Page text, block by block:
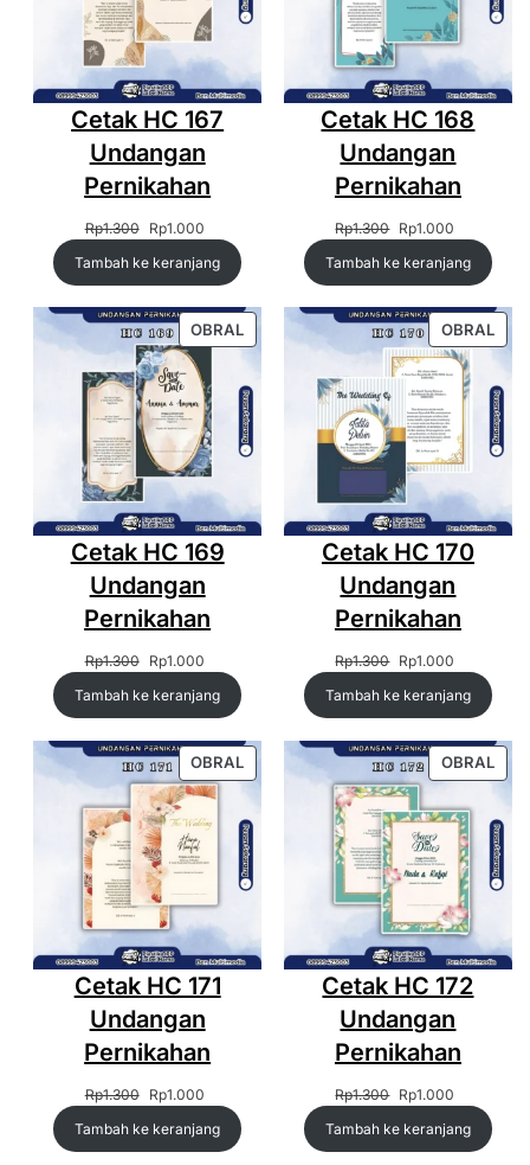
Cetak HC 167
Undangan
Pernikahan
Rp1.300
Harga
adalah:
Rp1.000
saat
ini
Rp1.000.
Tambah ke keranjang
Cetak HC 168
Undangan
Pernikahan
Rp1.300 Harga
adalah:
Rp1.000
saat
ini
Rp1.000.
Tambah ke keranjang
OBRAL PRODUK
DENGAN
DISKON
Cetak HC 169
Undangan
Pernikahan
Rp1.300
Harga
adalah:
Rp1.000
saat
ini
Rp1.000.
Tambah ke keranjang
OBRAL
Cetak HC 170
Undangan
Pernikahan
Rp1.300 Harga
adalah:
Rp1.000
saat
ini
Rp1.000.
Tambah ke keranjang
OBRALPRODUK
DENGAN
DISKON
Cetak HC 171
Undangan
Pernikahan
Rp1.300
Harga
adalah:
Rp1.000
saat
ini
Tambah ke keranjang
OBRAL
Cetak HC 172
Undangan
Pernikahan
Rp1.300 Harga
adalah:
Rp1.000
saat
ini
Tambah ke keranjang